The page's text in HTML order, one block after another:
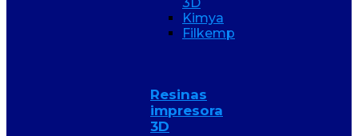
Kimya
Filkemp
Resinas
impresora
3D